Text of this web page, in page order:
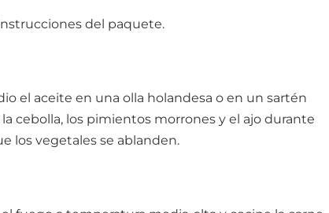
del paquete.
el aceite en una olla holandesa o en un sartén
cebolla, los pimientos morrones y el ajo durante
los vegetales se ablanden.